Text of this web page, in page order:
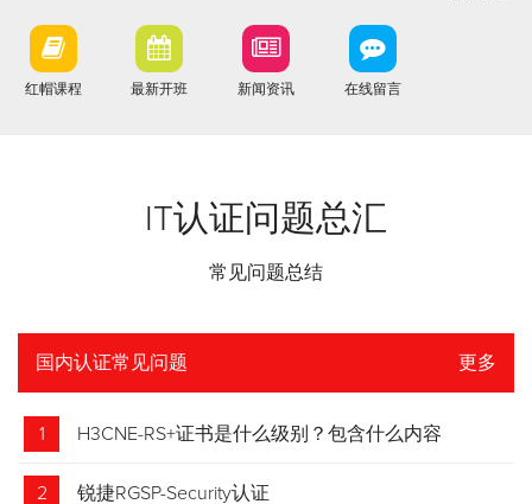
红帽课程 最新开班 新闻资讯 在线留言
IT认证问题总汇
常见问题总结
国内认证常见问题 更多
1 H3CNE-RS+证书是什么级别？包含什么内容
2 锐捷RGSP-Security认证